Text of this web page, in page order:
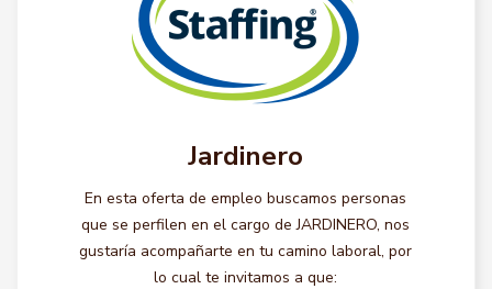
Jardinero
En esta oferta de empleo buscamos personas
que se perfilen en el cargo de JARDINERO, nos
gustaría acompañarte en tu camino laboral, por
lo cual te invitamos a que: